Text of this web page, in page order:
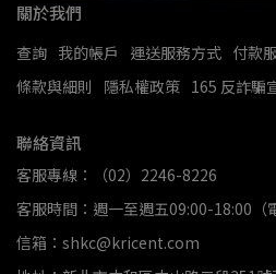
關於我們
查詢 我的帳戶 運送服務方式 付款
條款與細則
隱私權政策 165 反詐騙
聯絡資訊
客服專線：（02）2246-8226
客服時間：週一至週五09:00-18:00（
信箱：shkc@kricent.com